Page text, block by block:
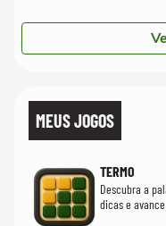
MEUS JOGOS
TERMO
Descubra a
dicas e